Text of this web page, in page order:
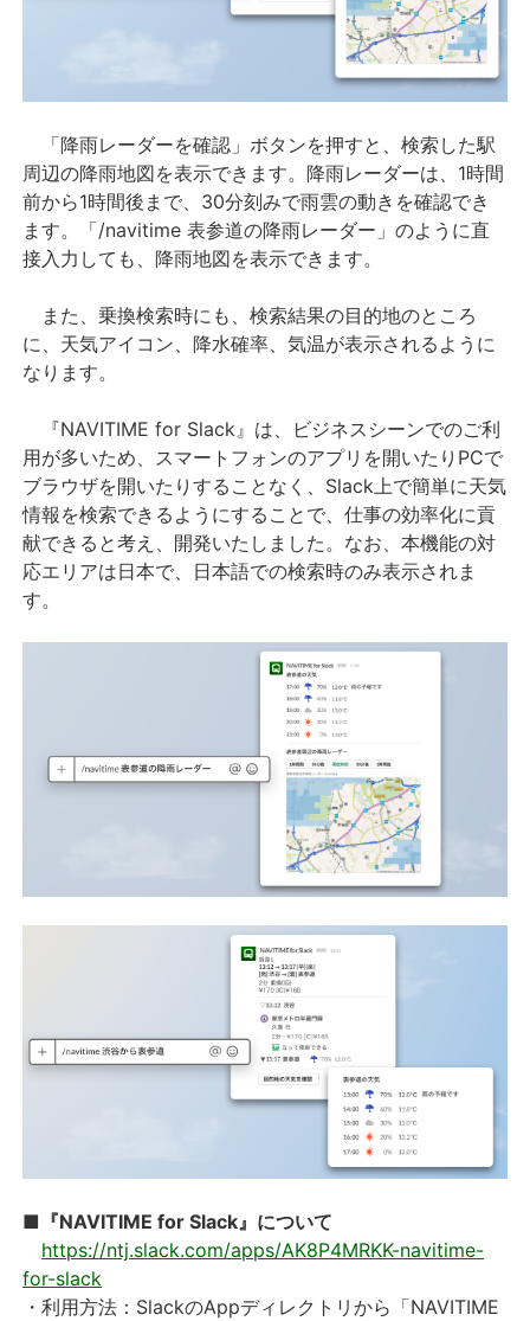
「降雨レーダーを確認」ボタンを押すと、検索した駅
周辺の降雨地図を表示できます。降雨レーダーは、1時間
前から1時間後まで、30分刻みで雨雲の動きを確認でき
ます。「/navitime 表参道の降雨レーダー」のように直
接入力しても、降雨地図を表示できます。
また、乗換検索時にも、検索結果の目的地のところ
に、天気アイコン、降水確率、気温が表示されるように
なります。
『NAVITIME for Slack』は、ビジネスシーンでのご利
用が多いため、スマートフォンのアプリを開いたりPCで
ブラウザを開いたりすることなく、Slack上で簡単に天気
情報を検索できるようにすることで、仕事の効率化に貢
献できると考え、開発いたしました。なお、本機能の対
応エリアは日本で、日本語での検索時のみ表示されま
す。
■『NAVITIME for Slack』について
https://ntj.slack.com/apps/AK8P4MRKK-navitime-
for-slack
・利用方法：SlackのAppディレクトリから「NAVITIME